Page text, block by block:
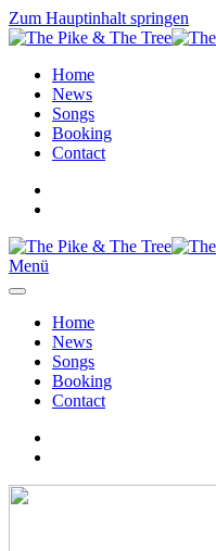
Zum Hauptinhalt springen
Home
News
Songs
Booking
Contact
Menü
Home
News
Songs
Booking
Contact